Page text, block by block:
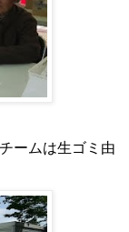
ームは生ゴミ由